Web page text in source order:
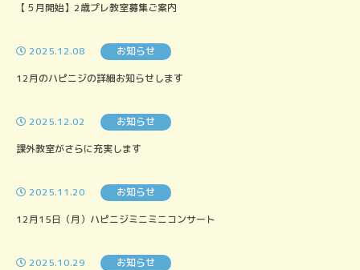
【５月開始】2歳プレ教室募集ご案内
2025.12.08
お知らせ
12月のハピニジの詳細お知らせします
2025.12.02
お知らせ
課外教室がさらに充実します
2025.11.20
お知らせ
12月15日（月）ハピニジミニミニコンサート
2025.10.29
お知らせ